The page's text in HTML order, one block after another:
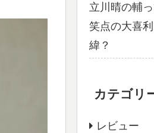
立川晴の輔
笑点の大喜
緯？
カテゴリ
レビュー